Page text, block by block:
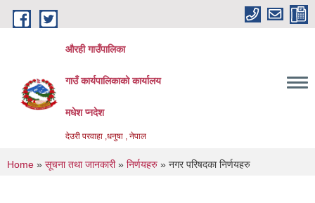
Skip to main content
औरही गाउँपालिका
गाउँ कार्यपालिकाको कार्यालय
मधेश प्नदेश
देउरी परवाहा ,धनुषा , नेपाल
You are here
Home » सूचना तथा जानकारी» निर्णयहरु » नगर परिषदका निर्णयहरु